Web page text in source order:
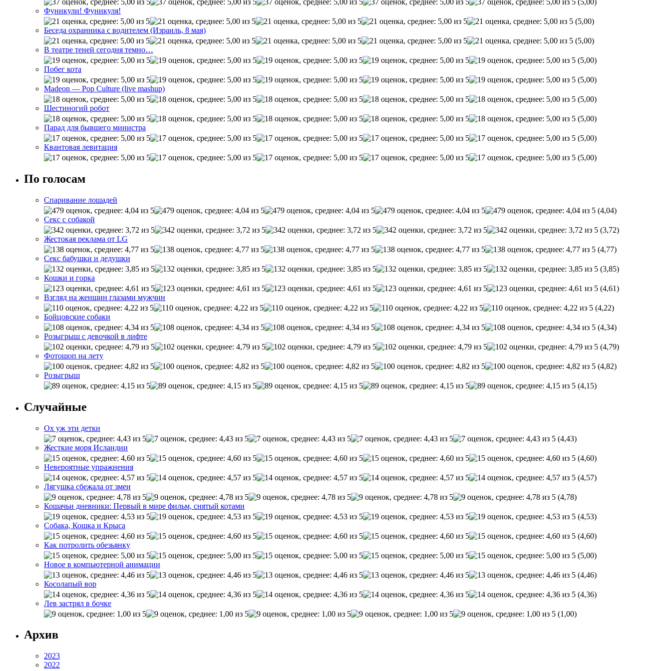
Фуникули! Фуникуля!
(5,00)
Беседа охранника с водителем (Израиль, 8 мая)
(5,00)
В театре теней сегодня темно…
(5,00)
Побег кота
(5,00)
Madeon — Pop Culture (live mashup)
(5,00)
Шестиногий робот
(5,00)
Парад для бывшего министра
(5,00)
Квантовая левитация
(5,00)
По голосам
Спаривание лошадей
(4,04)
Секс с собакой
(3,72)
Жестокая реклама от LG
(4,77)
Секс бабушки и дедушки
(3,85)
Кошки и горка
(4,61)
Взгляд на женщин глазами мужчин
(4,22)
Бойцовские собаки
(4,34)
Розыгрыш с девочкой в лифте
(4,79)
Фотошоп на лету
(4,82)
Розыгрыш
(4,15)
Случайные
Ох уж эти детки
(4,43)
Жесткие моря Исландии
(4,60)
Невероятные упражнения
(4,57)
Лягушка сбежала от змеи
(4,78)
Кошачьи дневники: Первый в мире фильм, снятый котами
(4,53)
Собака, Кошка и Крыса
(4,60)
Как потролить обезьянку
(5,00)
Новое в компьютерной анимации
(4,46)
Косолапый вор
(4,36)
Лев застрял в бочке
(1,00)
Архив
2023
2022